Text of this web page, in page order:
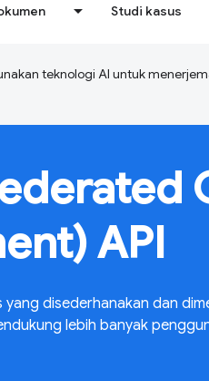
Studi kasus
teknologi AI untuk
API
disederhanakan dan
lebih banyak